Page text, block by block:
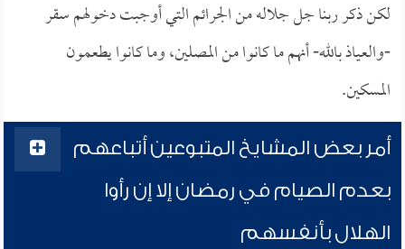
لكن ذكر ربنا جل جلاله من الجرائم التي أوجبت دخولهم سقر
-والعياذ بالله- أنهم ما كانوا من المصلين، وما كانوا يطعمون
المسكين.
أمر بعض المشايخ المتبوعين أتباعهم
بعدم الصيام في رمضان إلا إن رأوا
الهلال بأنفسهم